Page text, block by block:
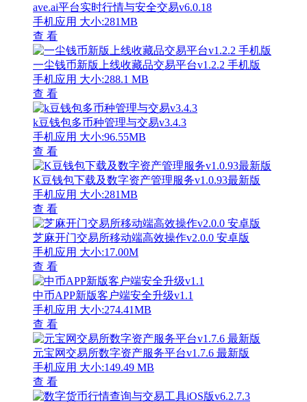
ave.ai平台实时行情与安全交易v6.0.18
手机应用 大小:281MB
查 看
一尘钱币新版上线收藏品交易平台v1.2.2 手机版
手机应用 大小:288.1 MB
查 看
k豆钱包多币种管理与交易v3.4.3
手机应用 大小:96.55MB
查 看
K豆钱包下载及数字资产管理服务v1.0.93最新版
手机应用 大小:281MB
查 看
芝麻开门交易所移动端高效操作v2.0.0 安卓版
手机应用 大小:17.00M
查 看
中币APP新版客户端安全升级v1.1
手机应用 大小:274.41MB
查 看
元宝网交易所数字资产服务平台v1.7.6 最新版
手机应用 大小:149.49 MB
查 看